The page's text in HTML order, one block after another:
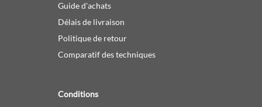
Guide d'achats
Délais de livraison
Politique de retour
Comparatif des techniques
Conditions